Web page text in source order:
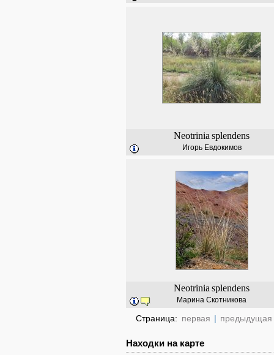
Neotrinia splendens
Игорь Евдокимов
Neotrinia splendens
Марина Скотникова
Страница: первая | предыдущая
Находки на карте